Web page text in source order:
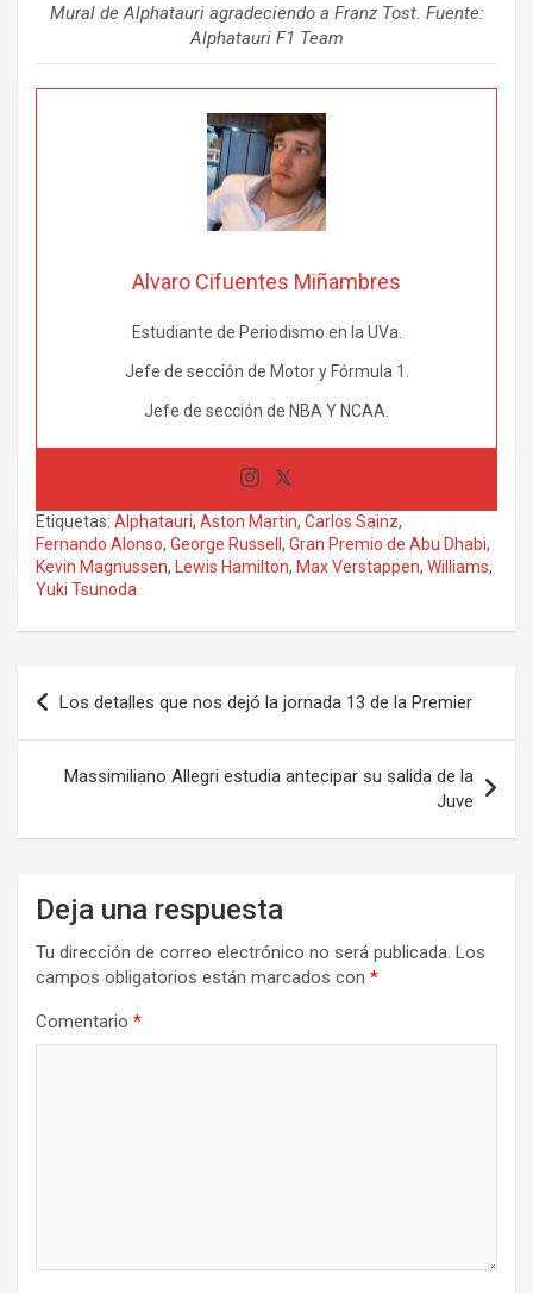
Mural de Alphatauri agradeciendo a Franz Tost. Fuente:
Alphatauri F1 Team
Alvaro Cifuentes Miñambres
Estudiante de Periodismo en la UVa.
Jefe de sección de Motor y Fórmula 1.
Jefe de sección de NBA Y NCAA.
Etiquetas: Alphatauri, Aston Martin, Carlos Sainz,
Fernando Alonso, George Russell , Gran Premio de Abu Dhabi,
Kevin Magnussen, Lewis Hamilton, Max Verstappen, Williams,
Yuki Tsunoda
Navegación
de
entradas
Los detalles que nos dejó la jornada 13 de la Premier
Massimiliano Allegri estudia antecipar su salida de la
Juve
Deja una respuesta
Tu dirección de correo electrónico no será publicada. Los
campos obligatorios están marcados con *
Comentario *